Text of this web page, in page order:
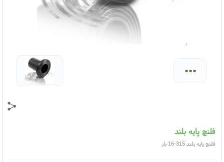
...
فلنچ پایه بلند
فلنچ پایه بلند 315-16 بار